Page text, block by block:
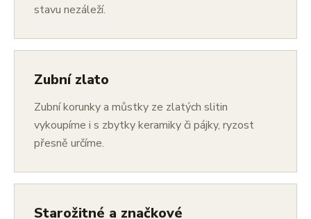
stavu nezáleží.
Zubní zlato
Zubní korunky a můstky ze zlatých slitin
vykoupíme i s zbytky keramiky či pájky, ryzost
přesně určíme.
Starožitné a značkové